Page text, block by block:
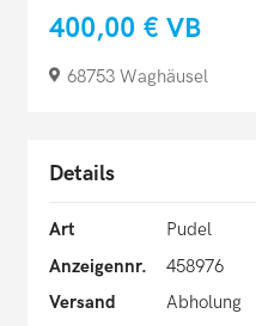
400,00 € VB
68753 Waghäusel
Details
Art
Pudel
Anzeigennr.
458976
Versand
Abholung